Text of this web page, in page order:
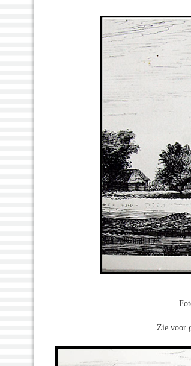
Zie voor